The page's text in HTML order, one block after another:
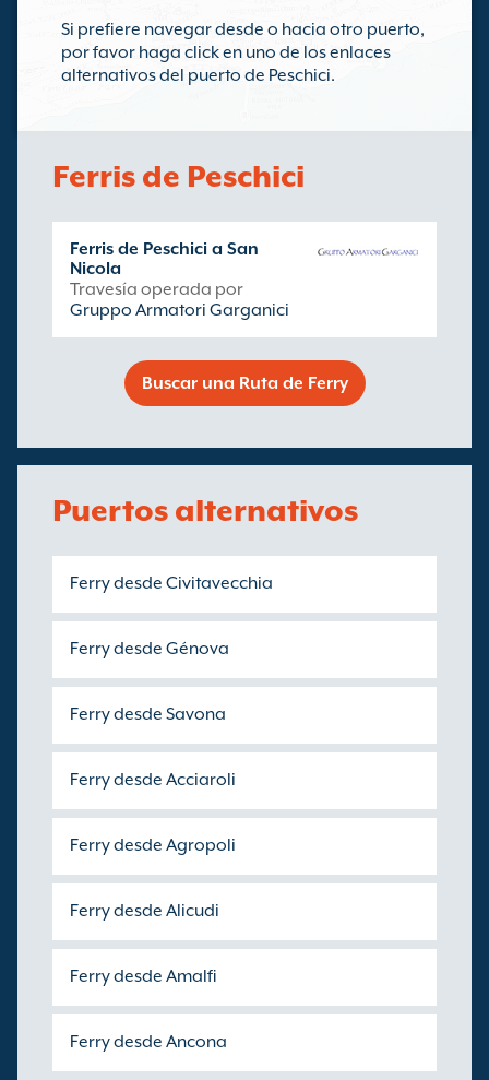
Si prefiere navegar desde o hacia otro puerto,
por favor haga click en uno de los enlaces
alternativos del puerto de Peschici.
Ferris de Peschici
Ferris de Peschici a San
Nicola
Travesía operada por
Gruppo Armatori Garganici
Buscar una Ruta de Ferry
Puertos alternativos
Ferry desde Civitavecchia
Ferry desde Génova
Ferry desde Savona
Ferry desde Acciaroli
Ferry desde Agropoli
Ferry desde Alicudi
Ferry desde Amalfi
Ferry desde Ancona